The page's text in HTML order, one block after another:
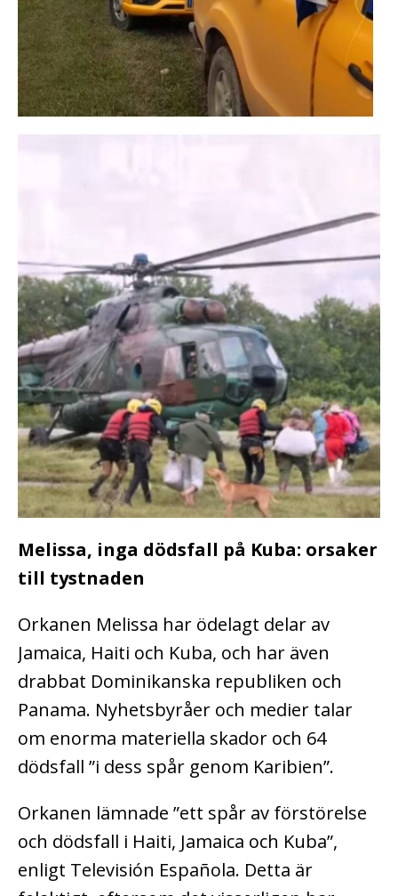
Melissa, inga dödsfall på Kuba: orsaker
till tystnaden
Orkanen Melissa har ödelagt delar av
Jamaica, Haiti och Kuba, och har även
drabbat Dominikanska republiken och
Panama. Nyhetsbyråer och medier talar
om enorma materiella skador och 64
dödsfall ”i dess spår genom Karibien”.
Orkanen lämnade ”ett spår av förstörelse
och dödsfall i Haiti, Jamaica och Kuba”,
enligt Televisión Española. Detta är